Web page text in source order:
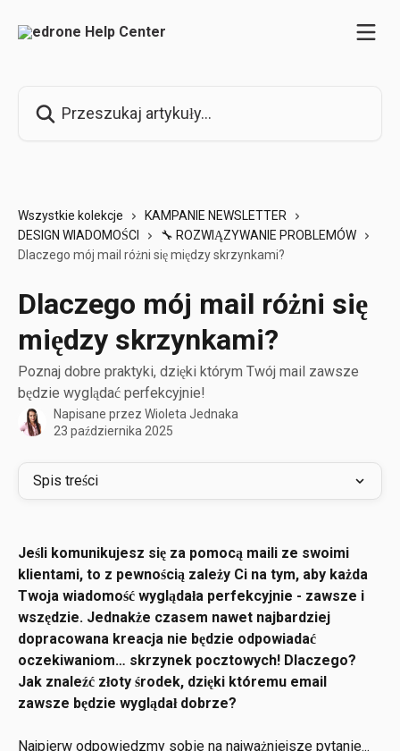
Wszystkie kolekcje
KAMPANIE NEWSLETTER
DESIGN WIADOMOŚCI
🔧 ROZWIĄZYWANIE PROBLEMÓW
Dlaczego mój mail różni się między skrzynkami?
Dlaczego mój mail różni się
między skrzynkami?
Poznaj dobre praktyki, dzięki którym Twój mail zawsze
będzie wyglądać perfekcyjnie!
Napisane przez Wioleta Jednaka
23 października 2025
Spis treści
Jeśli komunikujesz się za pomocą maili ze swoimi
klientami, to z pewnością zależy Ci na tym, aby każda
Twoja wiadomość wyglądała perfekcyjnie - zawsze i
wszędzie. Jednakże czasem nawet najbardziej
dopracowana kreacja nie będzie odpowiadać
oczekiwaniom… skrzynek pocztowych! Dlaczego?
Jak znaleźć złoty środek, dzięki któremu email
zawsze będzie wyglądał dobrze?
Najpierw odpowiedzmy sobie na najważniejsze pytanie...